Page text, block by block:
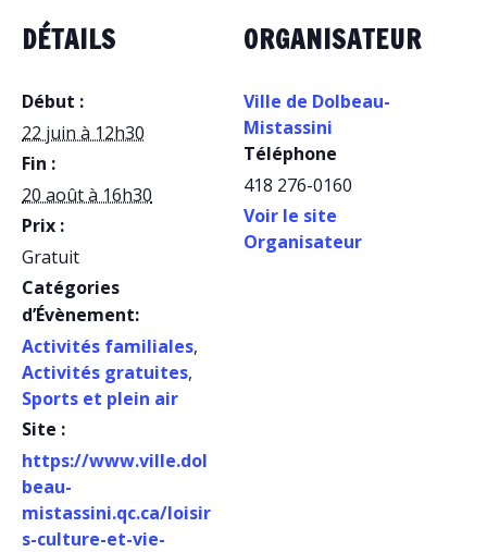
DÉTAILS
Début :
22 juin à 12h30
Fin :
20 août à 16h30
Prix :
Gratuit
Catégories
d’Évènement:
Activités familiales,
Activités gratuites,
Sports et plein air
Site :
https://www.ville.dol
beau-
mistassini.qc.ca/loisir
s-culture-et-vie-
ORGANISATEUR
Ville de Dolbeau-
Mistassini
Téléphone
418 276-0160
Voir le site
Organisateur